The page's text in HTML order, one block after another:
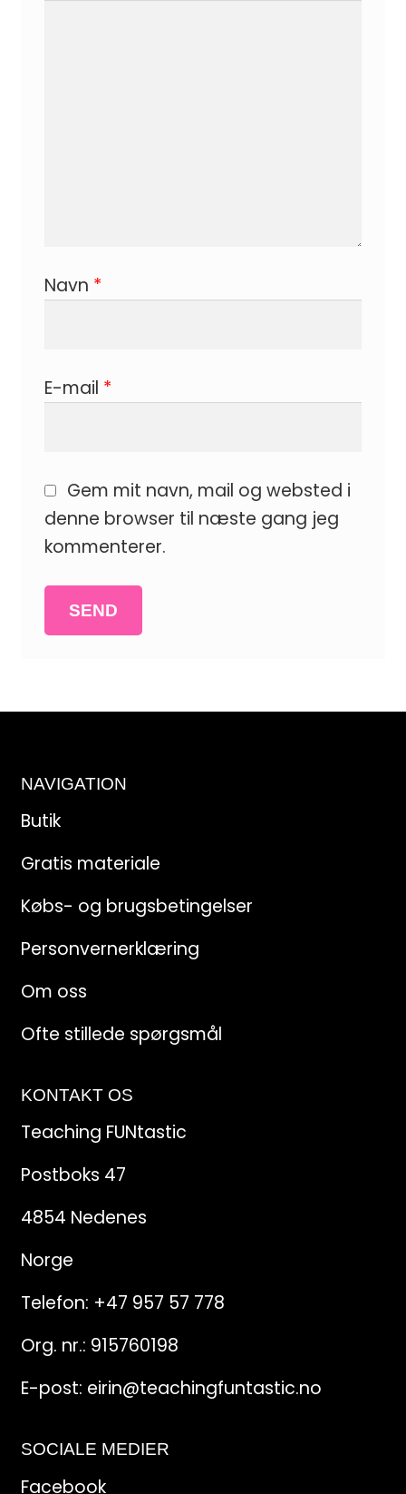
Navn *
E-mail *
Gem mit navn, mail og websted i
denne browser til næste gang jeg
kommenterer.
NAVIGATION
Butik
Gratis materiale
Købs- og brugsbetingelser
Personvernerklæring
Om oss
Ofte stillede spørgsmål
KONTAKT OS
Teaching FUNtastic
Postboks 47
4854 Nedenes
Norge
Telefon: +47 957 57 778
Org. nr.: 915760198
E-post: eirin@teachingfuntastic.no
SOCIALE MEDIER
Facebook